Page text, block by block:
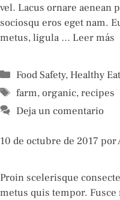
vel. Lacus ornare aenean
sociosqu eros eget nam.
metus, ligula … Leer más
Categorías
Food Safety, Healthy
Etiquetas
farm,organic,recipes
Deja un comentario
10 de octubre de 2017 por
Proin scelerisque
metus quis tempor.